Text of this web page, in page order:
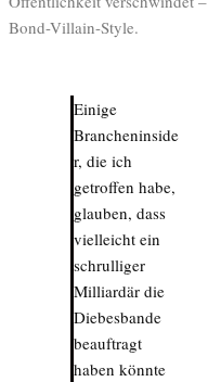
Bond-Villain-Style.
Einige
Brancheninside
r, die ich
getroffen habe,
glauben, dass
vielleicht ein
schrulliger
Milliardär die
Diebesbande
beauftragt
haben könnte